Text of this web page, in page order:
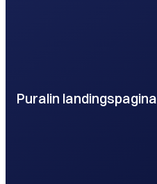
Puralin landingspagina